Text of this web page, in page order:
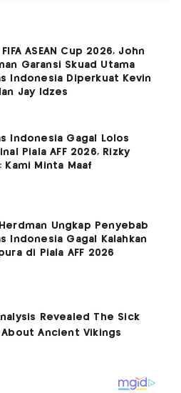
ASEAN Cup 2026, John
Garansi Skuad Utama
Indonesia Diperkuat Kevin
Jay Idzes
Indonesia Gagal Lolos
Piala AFF 2026, Rizky
Kami Minta Maaf
Ungkap Penyebab
Indonesia Gagal Kalahkan
di Piala AFF 2026